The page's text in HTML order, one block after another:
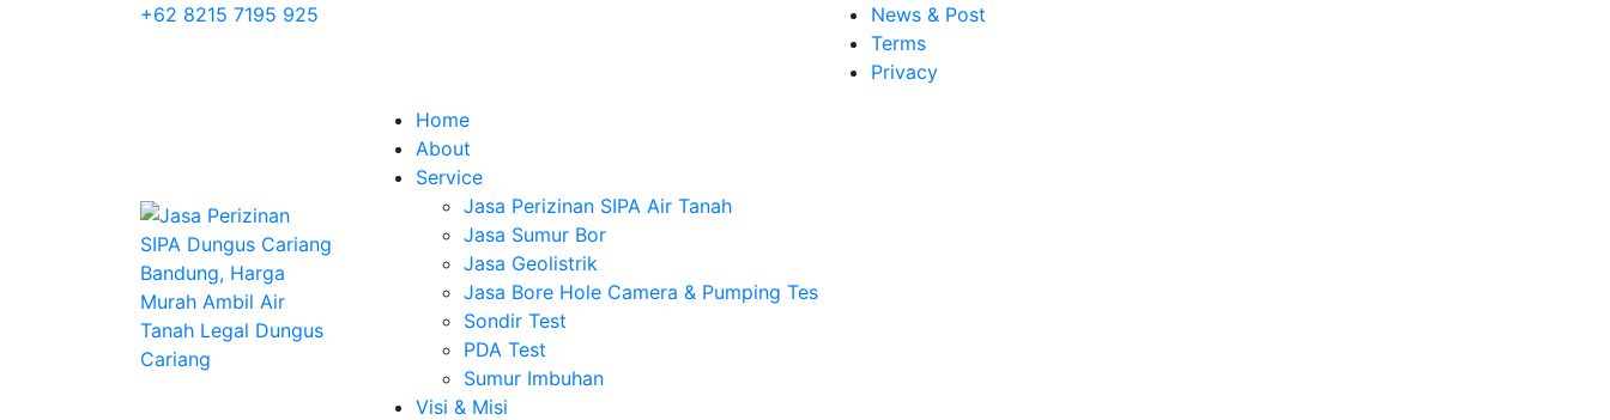
+62 8215 7195 925
News & Post
Terms
Privacy
Home
About
Service
Jasa Perizinan SIPA Air Tanah
Jasa Sumur Bor
Jasa Geolistrik
Jasa Bore Hole Camera & Pumping Tes
Sondir Test
PDA Test
Sumur Imbuhan
Visi & Misi